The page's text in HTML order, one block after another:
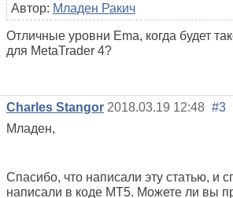
Автор: Младен Ракич
Отличные уровни Ema, когда будет
для MetaTrader 4?
Charles Stangor 2018.03.19 12:48 #3
Младен,
Спасибо, что написали эту статью, и
написали в коде MT5. Можете ли вы